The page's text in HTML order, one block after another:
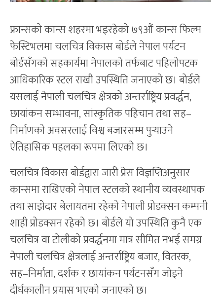
फ्रान्सको कान्स शहरमा भइरहेको ७९औं कान्स फिल्म
फेस्टिभलमा चलचित्र विकास बोर्डले नेपाल पर्यटन
बोर्डसँगको सहकार्यमा नेपालको तर्फबाट पहिलोपटक
आधिकारिक स्टल राखी उपस्थिति जनाएको छ। बोर्डले
यसलाई नेपाली चलचित्र क्षेत्रको अन्तर्राष्ट्रिय प्रवर्द्धन,
छायांकन सम्भावना, सांस्कृतिक पहिचान तथा सह–
निर्माणको अवसरलाई विश्व बजारसम्म पुर्‍याउने
ऐतिहासिक पहलका रूपमा लिएको छ।
चलचित्र विकास बोर्डद्वारा जारी प्रेस विज्ञप्तिअनुसार
कान्समा राखिएको नेपाल स्टलको स्थानीय व्यवस्थापक
तथा साझेदार बेलायतमा रहेको नेपाली प्रोडक्सन कम्पनी
शाही प्रोडक्सन रहेको छ। बोर्डले यो उपस्थिति कुनै एक
चलचित्र वा टोलीको प्रवर्द्धनमा मात्र सीमित नभई समग्र
नेपाली चलचित्र क्षेत्रलाई अन्तर्राष्ट्रिय बजार, वितरक,
सह–निर्माता, दर्शक र छायांकन पर्यटनसँग जोड्ने
दीर्घकालीन प्रयास भएको जनाएको छ।